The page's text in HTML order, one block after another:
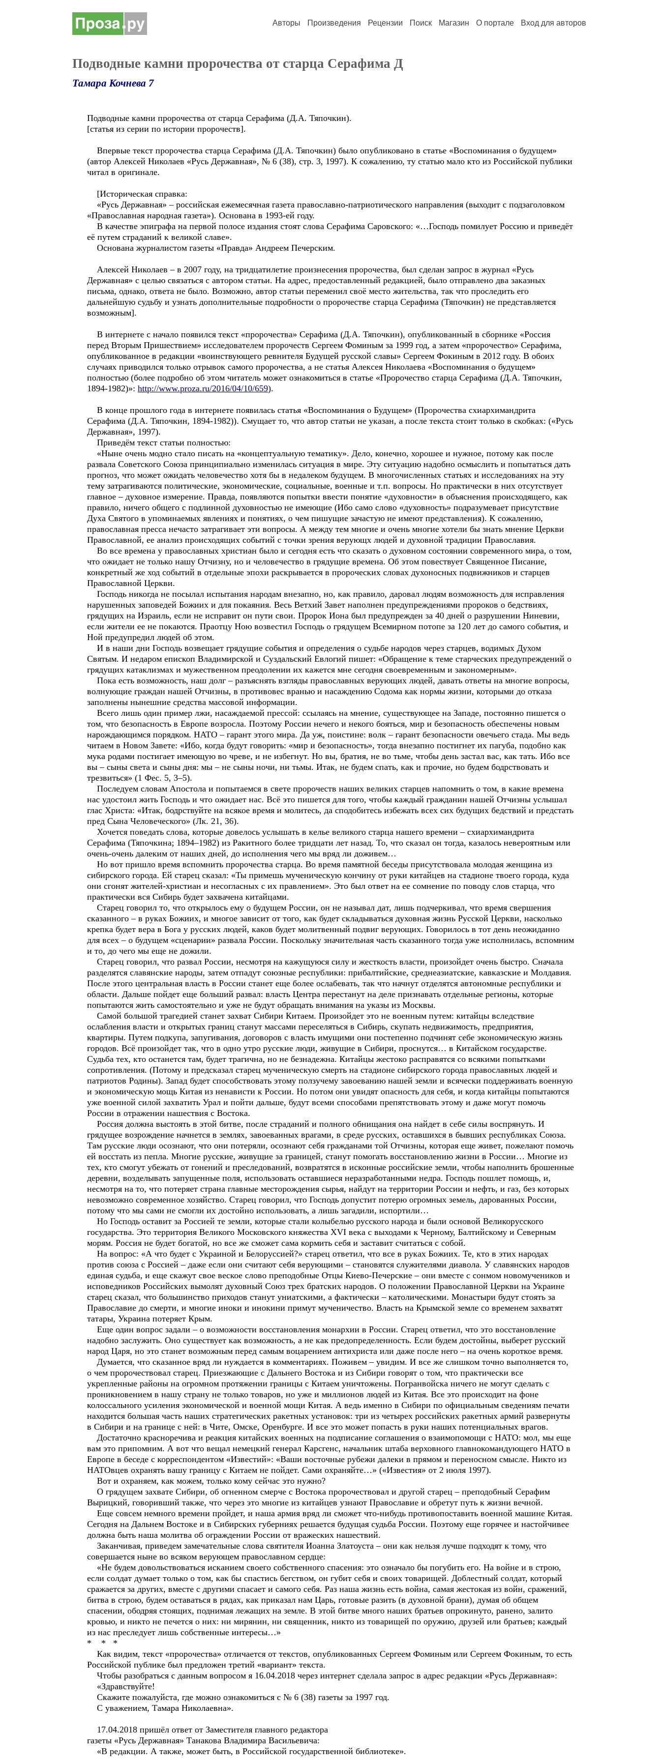
Авторы Произведения Рецензии Поиск Магазин О портале Вход для авторов
Подводные камни пророчества от старца Серафима Д
Тамара Кочнева 7
Подводные камни пророчества от старца Серафима (Д.А. Тяпочкин).
[статья из серии по истории пророчеств].
Впервые текст пророчества старца Серафима (Д.А. Тяпочкин) было опубликовано в статье «Воспоминания о будущем»
(автор Алексей Николаев «Русь Державная», № 6 (38), стр. 3, 1997). К сожалению, ту статью мало кто из Российской публики
читал в оригинале.
[Историческая справка:
«Русь Державная» – российская ежемесячная газета православно-патриотического направления (выходит с подзаголовком
«Православная народная газета»). Основана в 1993-ей году.
В качестве эпиграфа на первой полосе издания стоят слова Серафима Саровского: «…Господь помилует Россию и приведёт
её путем страданий к великой славе».
Основана журналистом газеты «Правда» Андреем Печерским.
Алексей Николаев – в 2007 году, на тридцатилетие произнесения пророчества, был сделан запрос в журнал «Русь
Державная» с целью связаться с автором статьи. На адрес, предоставленный редакцией, было отправлено два заказных
письма, однако, ответа не было. Возможно, автор статьи переменил своё место жительства, так что проследить его
дальнейшую судьбу и узнать дополнительные подробности о пророчестве старца Серафима (Тяпочкин) не представляется
возможным].
В интернете с начало появился текст «пророчества» Серафима (Д.А. Тяпочкин), опубликованный в сборнике «Россия
перед Вторым Пришествием» исследователем пророчеств Сергеем Фоминым за 1999 год, а затем «пророчество» Серафима,
опубликованное в редакции «воинствующего ревнителя Будущей русской славы» Сергеем Фокиным в 2012 году. В обоих
случаях приводился только отрывок самого пророчества, а не статья Алексея Николаева «Воспоминания о будущем»
полностью (более подробно об этом читатель может ознакомиться в статье «Пророчество старца Серафима (Д.А. Тяпочкин,
1894-1982)»: http://www.proza.ru/2016/04/10/659).
В конце прошлого года в интернете появилась статья «Воспоминания о Будущем» (Пророчества схиархимандрита
Серафима (Д.А. Тяпочкин, 1894-1982)). Смущает то, что автор статьи не указан, а после текста стоит только в скобках: («Русь
Державная», 1997).
Приведём текст статьи полностью:
«Ныне очень модно стало писать на «концептуальную тематику». Дело, конечно, хорошее и нужное, потому как после
развала Советского Союза принципиально изменилась ситуация в мире. Эту ситуацию надобно осмыслить и попытаться дать
прогноз, что может ожидать человечество хотя бы в недалеком будущем. В многочисленных статьях и исследованиях на эту
тему затрагиваются политические, экономические, социальные, военные и т.п. вопросы. Но практически в них отсутствует
главное – духовное измерение. Правда, появляются попытки ввести понятие «духовности» в объяснения происходящего, как
правило, ничего общего с подлинной духовностью не имеющие (Ибо само слово «духовность» подразумевает присутствие
Духа Святого в упоминаемых явлениях и понятиях, о чем пишущие зачастую не имеют представления). К сожалению,
православная пресса нечасто затрагивает эти вопросы. А между тем многие и очень многие хотели бы знать мнение Церкви
Православной, ее анализ происходящих событий с точки зрения верующх людей и духовной традиции Православия.
Во все времена у православных христиан было и сегодня есть что сказать о духовном состоянии современного мира, о том,
что ожидает не только нашу Отчизну, но и человечество в грядущие времена. Об этом повествует Священное Писание,
конкретный же ход событий в отдельные эпохи раскрывается в пророческих словах духоносных подвижников и старцев
Православной Церкви.
Господь никогда не посылал испытания народам внезапно, но, как правило, даровал людям возможность для исправления
нарушенных заповедей Божиих и для покаяния. Весь Ветхий Завет наполнен предупреждениями пророков о бедствиях,
грядущих на Израиль, если не исправит он пути свои. Пророк Иона был предупрежден за 40 дней о разрушении Ниневии,
если жители ее не покаются. Праотцу Ною возвестил Господь о грядущем Всемирном потопе за 120 лет до самого события, и
Ной предупредил людей об этом.
И в наши дни Господь возвещает грядущие события и определения о судьбе народов через старцев, водимых Духом
Святым. И недаром епископ Владимирской и Суздальский Евлогий пишет: «Обращение к теме старческих предупреждений о
грядущих катаклизмах и мужественном преодолении их кажется мне сегодня своевременным и закономерным».
Пока есть возможность, наш долг – разъяснять взгляды православных верующих людей, давать ответы на многие вопросы,
волнующие граждан нашей Отчизны, в противовес вранью и насаждению Содома как нормы жизни, которыми до отказа
заполнены нынешние средства массовой информации.
Всего лишь один пример лжи, насаждаемой прессой: ссылаясь на мнение, существующее на Западе, постоянно пишется о
том, что безопасность в Европе возросла. Поэтому России нечего и некого бояться, мир и безопасность обеспечены новым
нарождающимся порядком. НАТО – гарант этого мира. Да уж, поистине: волк – гарант безопасности овечьего стада. Мы ведь
читаем в Новом Завете: «Ибо, когда будут говорить: «мир и безопасность», тогда внезапно постигнет их пагуба, подобно как
мука родами постигает имеющую во чреве, и не избегнут. Но вы, братия, не во тьме, чтобы день застал вас, как тать. Ибо все
вы – сыны света и сыны дня: мы – не сыны ночи, ни тьмы. Итак, не будем спать, как и прочие, но будем бодрствовать и
трезвиться» (1 Фес. 5, 3–5).
Последуем словам Апостола и попытаемся в свете пророчеств наших великих старцев напомнить о том, в какие времена
нас удостоил жить Господь и что ожидает нас. Всё это пишется для того, чтобы каждый гражданин нашей Отчизны услышал
глас Христа: «Итак, бодрствуйте на всякое время и молитесь, да сподобитесь избежать всех сих будущих бедствий и предстать
пред Сына Человеческого» (Лк. 21, 36).
Хочется поведать слова, которые довелось услышать в келье великого старца нашего времени – схиархимандрита
Серафима (Тяпочкина; 1894–1982) из Ракитного более тридцати лет назад. То, что сказал он тогда, казалось невероятным или
очень-очень далеким от наших дней, до исполнения чего мы вряд ли доживем…
Но вот пришло время вспомнить пророчества старца. Во время памятной беседы присутствовала молодая женщина из
сибирского города. Ей старец сказал: «Ты примешь мученическую кончину от руки китайцев на стадионе твоего города, куда
они сгонят жителей-христиан и несогласных с их правлением». Это был ответ на ее сомнение по поводу слов старца, что
практически вся Сибирь будет захвачена китайцами.
Старец говорил то, что открылось ему о будущем России, он не называл дат, лишь подчеркивал, что время свершения
сказанного – в руках Божиих, и многое зависит от того, как будет складываться духовная жизнь Русской Церкви, насколько
крепка будет вера в Бога у русских людей, каков будет молитвенный подвиг верующих. Говорилось в тот день неожиданно
для всех – о будущем «сценарии» развала России. Поскольку значительная часть сказанного тогда уже исполнилась, вспомним
и то, до чего мы еще не дожили.
Старец говорил, что развал России, несмотря на кажущуюся силу и жесткость власти, произойдет очень быстро. Сначала
разделятся славянские народы, затем отпадут союзные республики: прибалтийские, среднеазиатские, кавказские и Молдавия.
После этого центральная власть в России станет еще более ослабевать, так что начнут отделятся автономные республики и
области. Дальше пойдет еще больший развал: власть Центра перестанут на деле признавать отдельные регионы, которые
попытаются жить самостоятельно и уже не будут обращать внимания на указы из Москвы.
Самой большой трагедией станет захват Сибири Китаем. Произойдет это не военным путем: китайцы вследствие
ослабления власти и открытых границ станут массами переселяться в Сибирь, скупать недвижимость, предприятия,
квартиры. Путем подкупа, запугивания, договоров с власть имущими они постепенно подчинят себе экономическую жизнь
городов. Всё произойдет так, что в одно утро русские люди, живущие в Сибири, проснутся… в Китайском государстве.
Судьба тех, кто останется там, будет трагична, но не безнадежна. Китайцы жестоко расправятся со всякими попытками
сопротивления. (Потому и предсказал старец мученическую смерть на стадионе сибирского города православных людей и
патриотов Родины). Запад будет способствовать этому ползучему завоеванию нашей земли и всячески поддерживать военную
и экономическую мощь Китая из ненависти к России. Но потом они увидят опасность для себя, и когда китайцы попытаются
уже военной силой захватить Урал и пойти дальше, будут всеми способами препятствовать этому и даже могут помочь
России в отражении нашествия с Востока.
Россия должна выстоять в этой битве, после страданий и полного обнищания она найдет в себе силы воспрянуть. И
грядущее возрождение начнется в землях, завоеванных врагами, в среде русских, оставшихся в бывших республиках Союза.
Там русские люди осознают, что они потеряли, осознают себя гражданами той Отчизны, которая еще живет, пожелают помочь
ей восстать из пепла. Многие русские, живущие за границей, станут помогать восстановлению жизни в России… Многие из
тех, кто смогут убежать от гонений и преследований, возвратятся в исконные российские земли, чтобы наполнить брошенные
деревни, возделывать запущенные поля, использовать оставшиеся неразработанными недра. Господь пошлет помощь, и,
несмотря на то, что потеряет страна главные месторождения сырья, найдут на территории России и нефть, и газ, без которых
невозможно современное хозяйство. Старец говорил, что Господь допустит потерю огромных земель, дарованных России,
потому что мы сами не смогли их достойно использовать, а лишь загадили, испортили…
Но Господь оставит за Россией те земли, которые стали колыбелью русского народа и были основой Великорусского
государства. Это территория Великого Московского княжества XVI века с выходами к Черному, Балтийскому и Северным
морям. Россия не будет богатой, но все же сможет сама кормить себя и заставит считаться с собой.
На вопрос: «А что будет с Украиной и Белоруссией?» старец ответил, что все в руках Божиих. Те, кто в этих народах
против союза с Россией – даже если они считают себя верующими – становятся служителями диавола. У славянских народов
единая судьба, и еще скажут свое веское слово преподобные Отцы Киево-Печерские – они вместе с сонмом новомучеников и
исповедников Российских вымолят духовный Союз трех братских народов. О положении Православной Церкви на Украине
старец сказал, что большинство приходов станут униатскими, а фактически – католическими. Монастыри будут стоять за
Православие до смерти, и многие иноки и инокини примут мученичество. Власть на Крымской земле со временем захватят
татары, Украина потеряет Крым.
Еще один вопрос задали – о возможности восстановления монархии в России. Старец ответил, что это восстановление
надобно заслужить. Оно существует как возможность, а не как предопределенность. Если будем достойны, выберет русский
народ Царя, но это станет возможным перед самым воцарением антихриста или даже после него – на очень короткое время.
Думается, что сказанное вряд ли нуждается в комментариях. Поживем – увидим. И все же слишком точно выполняется то,
о чем пророчествовал старец. Приезжающие с Дальнего Востока и из Сибири говорят о том, что практически все
укрепленные районы на огромном протяжении границы с Китаем уничтожены. Погранвойска ничего не могут сделать с
проникновением в нашу страну не только товаров, но уже и миллионов людей из Китая. Все это происходит на фоне
колоссального усиления экономической и военной мощи Китая. А ведь именно в Сибири по официальным сведениям печати
находится большая часть наших стратегических ракетных установок: три из четырех российских ракетных армий развернуты
в Сибири и на границе с ней: в Чите, Омске, Оренбурге. И все это может попасть в руки наших потенциальных врагов.
Достаточно красноречива и реакция китайских военных на подписание соглашения о взаимопомощи с НАТО: мол, мы еще
вам это припомним. А вот что вещал немецкий генерал Карсгенс, начальник штаба верховного главнокомандующего НАТО в
Европе в беседе с корреспондентом «Известий»: «Ваши восточные рубежи далеки в прямом и переносном смысле. Никто из
НАТОвцев охранять вашу границу с Китаем не пойдет. Сами охраняйте…» («Известия» от 2 июля 1997).
Вот и охраняем, как можем, только кому сейчас это нужно?
О грядущем захвате Сибири, об огненном смерче с Востока пророчествовал и другой старец – преподобный Серафим
Вырицкий, говоривший также, что через это многие из китайцев узнают Православие и обретут путь к жизни вечной.
Еще совсем немного времени пройдет, и наша армия вряд ли сможет что-нибудь противопоставить военной машине Китая.
Сегодня на Дальнем Востоке и в Сибирских губерниях решается будущая судьба России. Поэтому еще горячее и настойчивее
должна быть наша молитва об ограждении России от вражеских нашествий.
Заканчивая, приведем замечательные слова святителя Иоанна Златоуста – они как нельзя лучше подходят к тому, что
совершается ныне во всяком верующем православном сердце:
«Не будем довольствоваться исканием своего собственного спасения: это означало бы погубить его. На войне и в строю,
если солдат думает только о том, как бы спастись бегством, он губит себя и своих товарищей. Доблестный солдат, который
сражается за других, вместе с другими спасает и самого себя. Раз наша жизнь есть война, самая жестокая из войн, сражений,
битва в строю, будем оставаться в рядах, как приказал нам Царь, готовые разить (в духовной брани), думая об общем
спасении, ободряя стоящих, поднимая лежащих на земле. В этой битве много наших братьев опрокинуто, ранено, залито
кровью, и никто не печется о них: ни мирянин, ни священник, никто из товарищей по оружию, друзей или братьев; каждый
из нас преследует лишь собственные интересы…»
* * *
Как видим, текст «пророчества» отличается от текстов, опубликованных Сергеем Фоминым или Сергеем Фокиным, то есть
Российской публике был предложен третий «вариант» текста.
Чтобы разобраться с данным вопросом я 16.04.2018 через интернет сделала запрос в адрес редакции «Русь Державная»:
«Здравствуйте!
Скажите пожалуйста, где можно ознакомиться с № 6 (38) газеты за 1997 год.
С уважением, Тамара Николаевна».
17.04.2018 пришёл ответ от Заместителя главного редактора
газеты «Русь Державная» Танакова Владимира Васильевича:
«В редакции. А также, может быть, в Российской государственной библиотеке».